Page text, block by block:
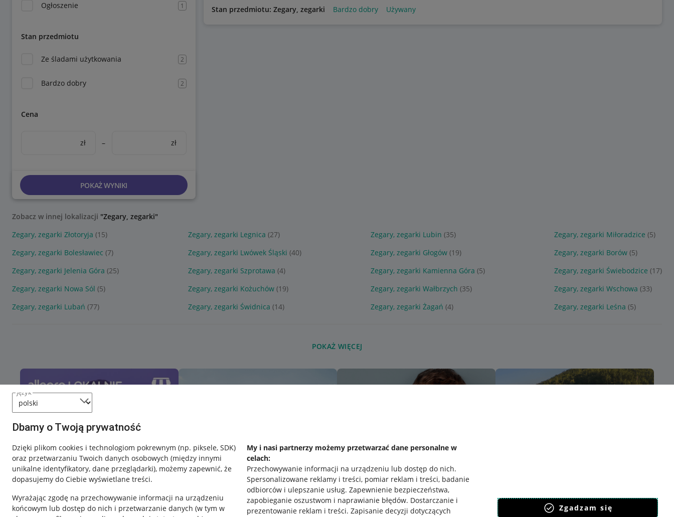
język
Dbamy o Twoją prywatność
Dzięki plikom cookies i technologiom pokrewnym (np. piksele, SDK)
oraz przetwarzaniu Twoich danych osobowych (między innymi
unikalne identyfikatory, dane przeglądarki), możemy zapewnić, że
dopasujemy do Ciebie wyświetlane treści.
Wyrażając zgodę na przechowywanie informacji na urządzeniu
końcowym lub dostęp do nich i przetwarzanie danych (w tym w
My i nasi partnerzy możemy przetwarzać dane personalne w
celach:
Przechowywanie informacji na urządzeniu lub dostęp do nich.
Spersonalizowane reklamy i treści, pomiar reklam i treści, badanie
odbiorców i ulepszanie usług. Zapewnienie bezpieczeństwa,
zapobieganie oszustwom i naprawianie błędów. Dostarczanie i
prezentowanie reklam i treści. Zapisanie decyzji dotyczących
Zgadzam się
Ogłoszenie 1
Stan przedmiotu
Ze śladami użytkowania 2
Bardzo dobry 2
Cena
zł – zł
POKAŻ WYNIKI
Stan przedmiotu: Zegary, zegarki Bardzo dobry Używany
Zobacz w innej lokalizacji "Zegary, zegarki"
Zegary, zegarki Złotoryja (15) Zegary, zegarki Legnica (27) Zegary, zegarki Lubin (35) Zegary, zegarki Miłoradzice (5)
Zegary, zegarki Bolesławiec (7) Zegary, zegarki Lwówek Śląski (40) Zegary, zegarki Głogów (19) Zegary, zegarki Borów (5)
Zegary, zegarki Jelenia Góra (25) Zegary, zegarki Szprotawa (4) Zegary, zegarki Kamienna Góra (5) Zegary, zegarki Świebodzice (17)
Zegary, zegarki Nowa Sól (5) Zegary, zegarki Kożuchów (19) Zegary, zegarki Wałbrzych (35) Zegary, zegarki Wschowa (33)
Zegary, zegarki Lubań (77) Zegary, zegarki Świdnica (14) Zegary, zegarki Żagań (4) Zegary, zegarki Leśna (5)
POKAŻ WIĘCEJ